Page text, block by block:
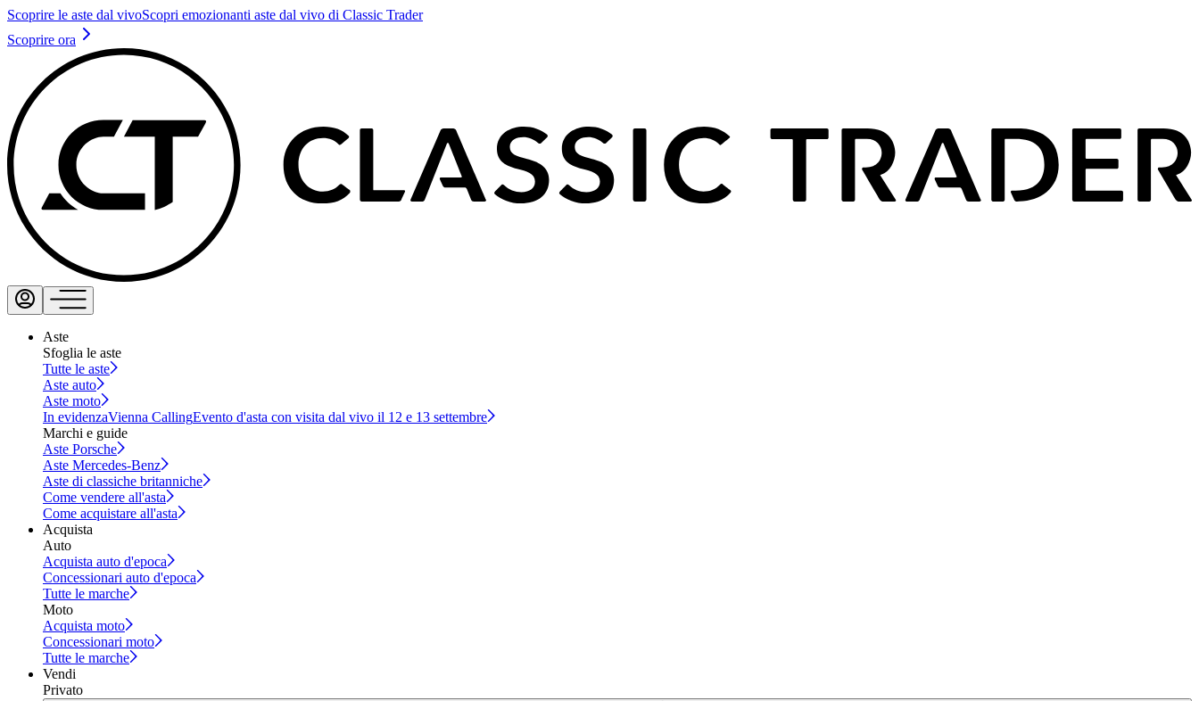
Scoprire le aste dal vivoScopri emozionanti aste dal vivo di Classic Trader
Scoprire ora
Aste
Sfoglia le aste
Tutte le aste
Aste auto
Aste moto
In evidenzaVienna CallingEvento d'asta con visita dal vivo il 12 e 13 settembre
Marchi e guide
Aste Porsche
Aste Mercedes-Benz
Aste di classiche britanniche
Come vendere all'asta
Come acquistare all'asta
Acquista
Auto
Acquista auto d'epoca
Concessionari auto d'epoca
Tutte le marche
Moto
Acquista moto
Concessionari moto
Tutte le marche
Vendi
Privato